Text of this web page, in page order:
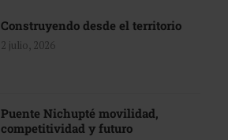
Construyendo desde el territorio
2 julio, 2026
Puente Nichupté movilidad,
competitividad y futuro